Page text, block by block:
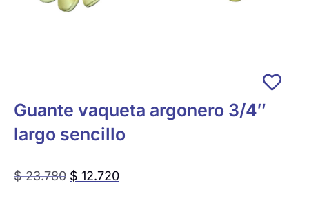
Guante vaqueta argonero 3/4″
largo sencillo
$23.780 $ 12.720